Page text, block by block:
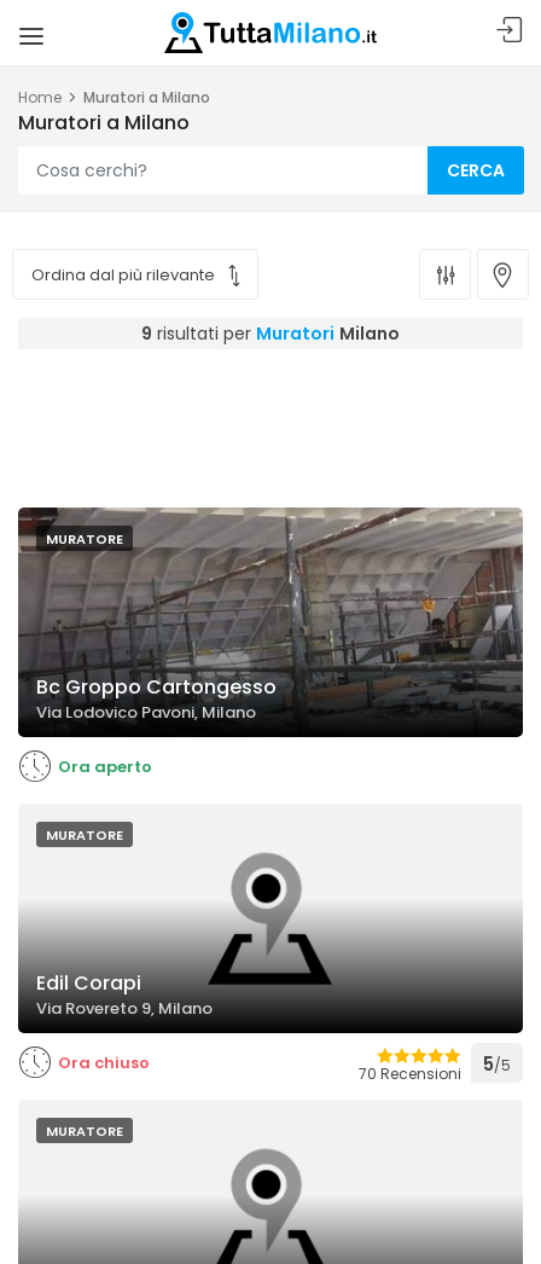
Home Muratori a Milano
Muratori a Milano
CERCA
9 risultati per Muratori Milano
MURATORE
Bc Groppo Cartongesso
Via Lodovico Pavoni, Milano
Ora aperto
MURATORE
Edil Corapi
Via Rovereto 9, Milano
Ora chiuso 70 Recensioni 5/5
MURATORE